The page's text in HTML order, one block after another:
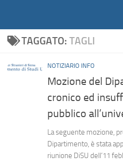
TAGGATO: TAGLI
NOTIZIARIO INFO
Mozione del
cronico ed
pubblico
La seguente mozione,
Dipartimento, è stata
riunione DiSU dell’11